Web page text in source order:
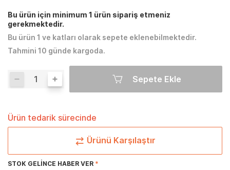
Bu ürün için minimum 1 ürün sipariş etmeniz
gerekmektedir.
Bu ürün 1 ve katları olarak sepete eklenebilmektedir.
Tahmini 10 günde kargoda.
Sepete Ekle
Ürün tedarik sürecinde
Ürünü Karşılaştır
STOK GELINCE HABER VER